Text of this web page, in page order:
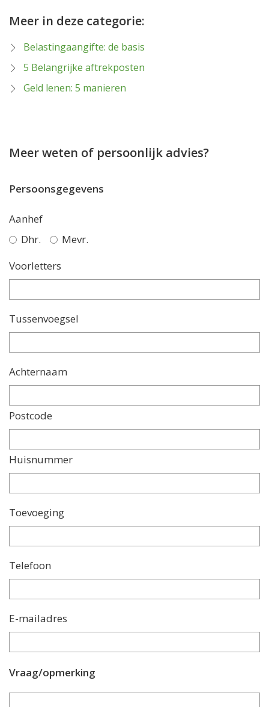
Meer in deze categorie:
Belastingaangifte: de basis
5 Belangrijke aftrekposten
Geld lenen: 5 manieren
Meer weten of persoonlijk advies?
Persoonsgegevens
Aanhef
Dhr.
Mevr.
Voorletters
Tussenvoegsel
Achternaam
Postcode
Huisnummer
Toevoeging
Telefoon
E-mailadres
Vraag/opmerking